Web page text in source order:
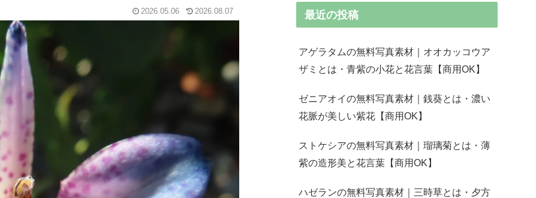
2026.05.06 2026.08.07 最近の投稿
アゲラタムの無料写真素材｜オオカッコウア
ザミとは・青紫の小花と花言葉【商用OK】
ゼニアオイの無料写真素材｜銭葵とは・濃い
花脈が美しい紫花【商用OK】
ストケシアの無料写真素材｜瑠璃菊とは・薄
紫の造形美と花言葉【商用OK】
ハゼランの無料写真素材｜三時草とは・夕方